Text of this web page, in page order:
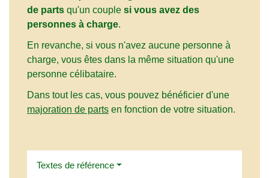
de parts qu'un couple si vous avez des
personnes à charge.
En revanche, si vous n'avez aucune personne à
charge, vous êtes dans la même situation qu'une
personne célibataire.
Dans tout les cas, vous pouvez bénéficier d'une
majoration de parts en fonction de votre situation.
Textes de référence